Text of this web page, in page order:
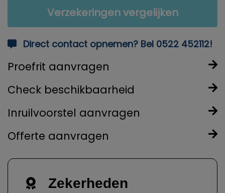
Verzekeringen vergelijken
Direct contact opnemen? Bel 0522 452112!
Proefrit aanvragen
Check beschikbaarheid
Inruilvoorstel aanvragen
Offerte aanvragen
Zekerheden